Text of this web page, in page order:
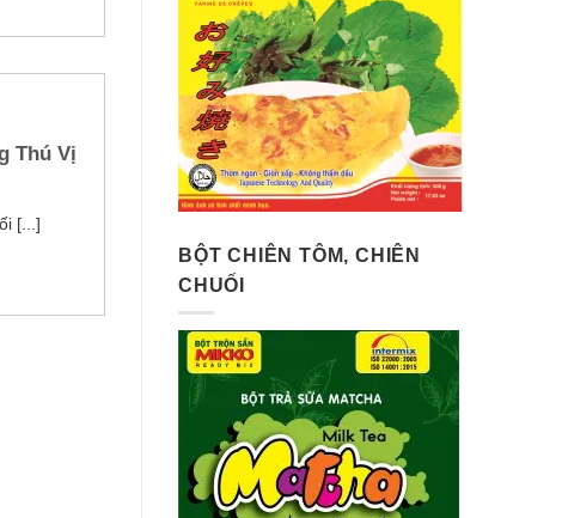
Thú Vị
[...]
BỘT CHIÊN TÔM, CHIÊN
CHUỐI